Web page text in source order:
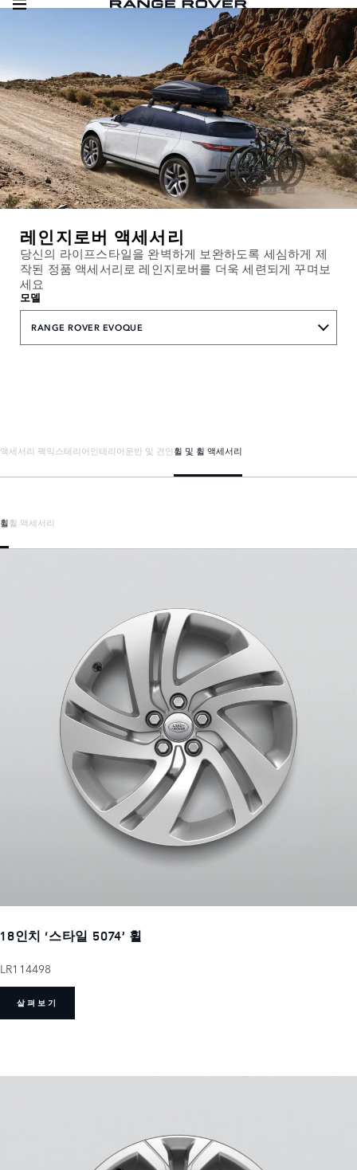
레인지로버 액세서리
당신의 라이프스타일을 완벽하게 보완하도록 세심하게 제
작된 정품 액세서리로 레인지로버를 더욱 세련되게 꾸며보
세요
모델
RANGE ROVER EVOQUE
액세서리 팩익스테리어인테리어운반 및 견인휠 및 휠 액세서리
휠휠 액세서리
18인치 ‘스타일 5074’ 휠
LR114498
살펴보기